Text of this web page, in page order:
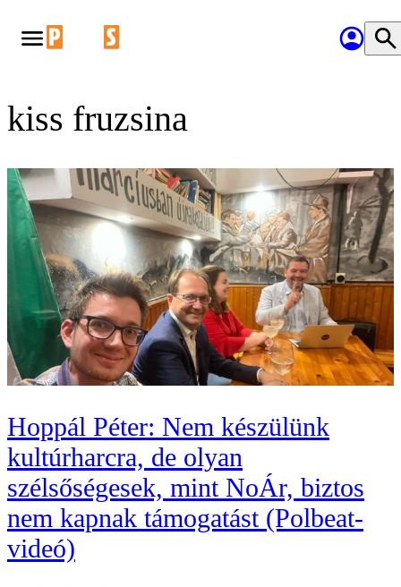
kiss fruzsina
Hoppál Péter: Nem készülünk
kultúrharcra, de olyan
szélsőségesek, mint NoÁr, biztos
nem kapnak támogatást (Polbeat-
videó)